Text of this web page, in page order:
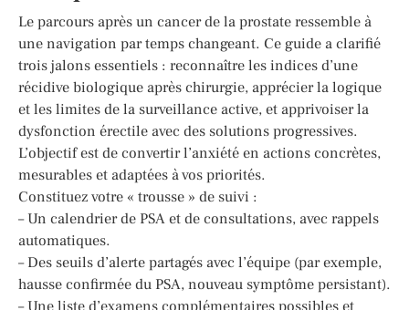
Le parcours après un cancer de la prostate ressemble à
une navigation par temps changeant. Ce guide a clarifié
trois jalons essentiels : reconnaître les indices d’une
récidive biologique après chirurgie, apprécier la logique
et les limites de la surveillance active, et apprivoiser la
dysfonction érectile avec des solutions progressives.
L’objectif est de convertir l’anxiété en actions concrètes,
mesurables et adaptées à vos priorités.
Constituez votre « trousse » de suivi :
– Un calendrier de PSA et de consultations, avec rappels
automatiques.
– Des seuils d’alerte partagés avec l’équipe (par exemple,
hausse confirmée du PSA, nouveau symptôme persistant).
– Une liste d’examens complémentaires possibles et